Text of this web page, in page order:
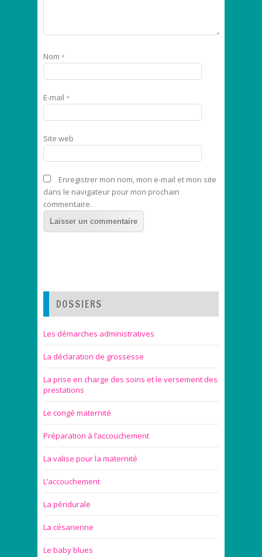
Nom *
E-mail *
Site web
Enregistrer mon nom, mon e-mail et mon site
dans le navigateur pour mon prochain
commentaire.
DOSSIERS
Les démarches administratives
La déclaration de grossesse
La prise en charge des soins et le versement des
prestations
Le congé maternité
Préparation à l’accouchement
La valise pour la maternité
L’accouchement
La péridurale
La césarienne
Le baby blues